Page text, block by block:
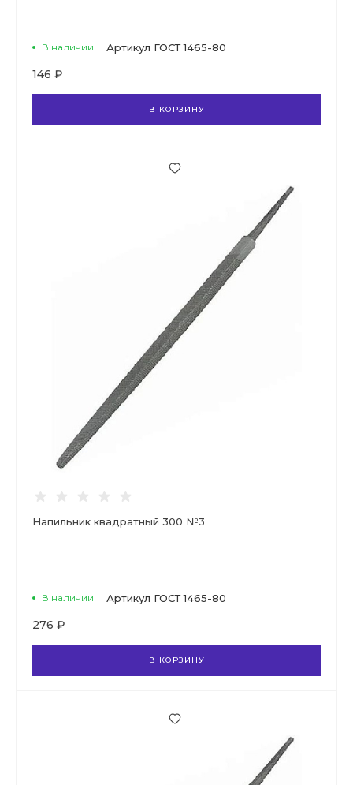
В наличии Артикул ГОСТ 1465-80
146 ₽
В КОРЗИНУ
Напильник квадратный 300 №3
В наличии Артикул ГОСТ 1465-80
276 ₽
В КОРЗИНУ